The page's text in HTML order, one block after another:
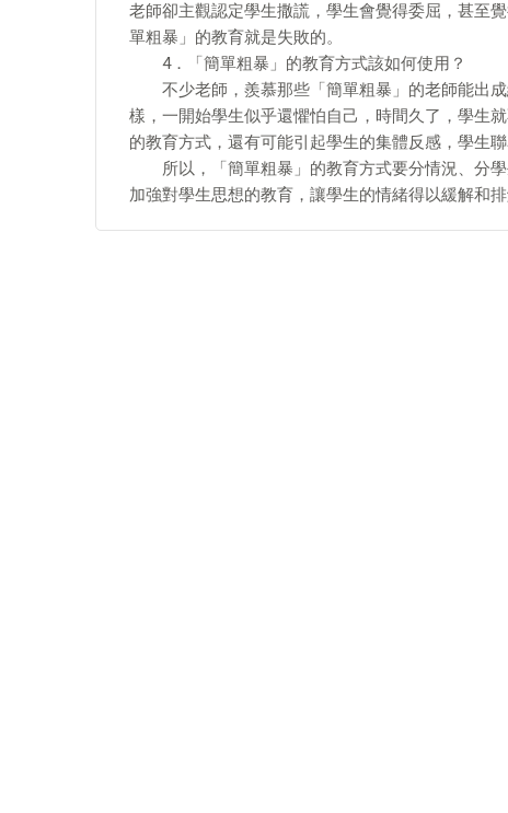
老師卻主觀認定學生撒謊，學生會覺得委屈，甚至
單粗暴」的教育就是失敗的。
4．「簡單粗暴」的教育方式該如何使用？
不少老師，羨慕那些「簡單粗暴」的老師能出成
樣，一開始學生似乎還懼怕自己，時間久了，學生
的教育方式，還有可能引起學生的集體反感，學生聯
所以，「簡單粗暴」的教育方式要分情況、分學
加強對學生思想的教育，讓學生的情緒得以緩解和排